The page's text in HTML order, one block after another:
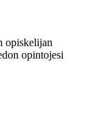
opiskelijan
opintojesi